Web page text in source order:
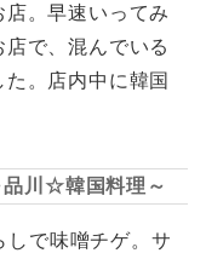
。早速いってみ
で、混んでいる
。店内中に韓国
品川☆韓国料理～
で味噌チゲ。サ